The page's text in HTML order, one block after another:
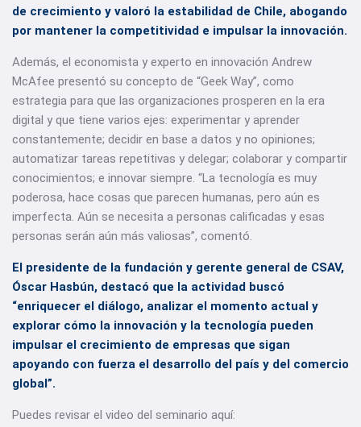
de crecimiento y valoró la estabilidad de Chile, abogando
por mantener la competitividad e impulsar la innovación.
Además, el economista y experto en innovación Andrew
McAfee presentó su concepto de “Geek Way”, como
estrategia para que las organizaciones prosperen en la era
digital y que tiene varios ejes: experimentar y aprender
constantemente; decidir en base a datos y no opiniones;
automatizar tareas repetitivas y delegar; colaborar y compartir
conocimientos; e innovar siempre. “La tecnología es muy
poderosa, hace cosas que parecen humanas, pero aún es
imperfecta. Aún se necesita a personas calificadas y esas
personas serán aún más valiosas”, comentó.
El presidente de la fundación y gerente general de CSAV,
Óscar Hasbún, destacó que la actividad buscó
“enriquecer el diálogo, analizar el momento actual y
explorar cómo la innovación y la tecnología pueden
impulsar el crecimiento de empresas que sigan
apoyando con fuerza el desarrollo del país y del comercio
global”.
Puedes revisar el video del seminario aquí: